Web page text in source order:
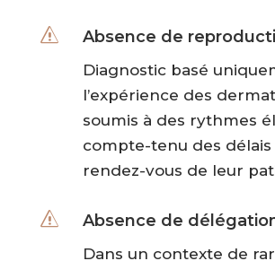
s Absence de
Diagnostic basé
l’expérience des
soumis à des rythmes
compte-tenu des délais
rendez-vous de leur
s Absence de
Dans un contexte de